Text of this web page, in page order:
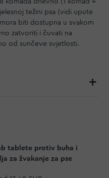
komada dnevno (1 komad ≈
težini psa (vidi upute
biti dostupna u svakom
zatvoriti i čuvati na
od sunčeve svjetlosti.
tablete protiv buha i
za žvakanje za pse